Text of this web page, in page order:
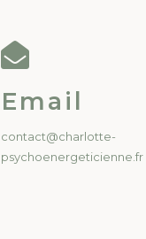

Email
contact@charlotte-
psychoenergeticienne.fr